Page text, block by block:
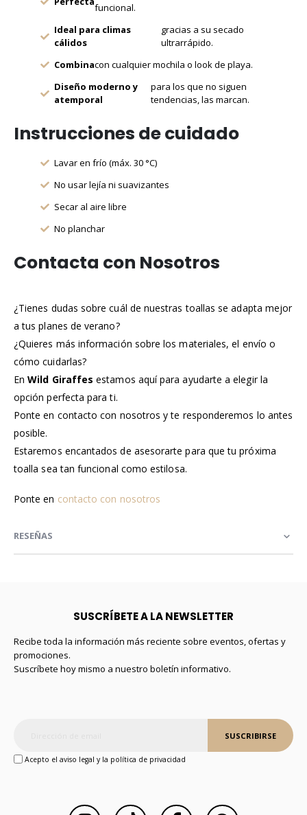
funcional.
Ideal para climas
cálidos
gracias a su secado
ultrarrápido.
Combinacon cualquier mochila o look de playa.
Diseño moderno y
atemporal
para los que no siguen
tendencias, las marcan.
Instrucciones de cuidado
Lavar en frío (máx. 30 °C)
No usar lejía ni suavizantes
Secar al aire libre
No planchar
Contacta con Nosotros
¿Tienes dudas sobre cuál de nuestras toallas se adapta mejor
a tus planes de verano?
¿Quieres más información sobre los materiales, el envío o
cómo cuidarlas?
EnWild Giraffes estamos aquí para ayudarte a elegir la
opción perfecta para ti.
Ponte en contacto con nosotros y te responderemos lo antes
posible.
Estaremos encantados de asesorarte para que tu próxima
toalla sea tan funcional como estilosa.
Ponte en contacto con nosotros
RESEÑAS
SUSCRÍBETE A LA NEWSLETTER
Recibe toda la información más reciente sobre eventos, ofertas y
promociones.
Suscríbete hoy mismo a nuestro boletín informativo.
Acepto el aviso legal y la política de privacidad
SUSCRIBIRSE